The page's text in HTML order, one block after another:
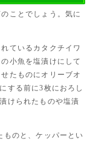
ことでしょう。気に
ているカタクチイワ
小魚を塩漬けにして
たものにオリーブオ
する前に3枚におろし
けられたものや塩漬
ものと、ケッパーとい